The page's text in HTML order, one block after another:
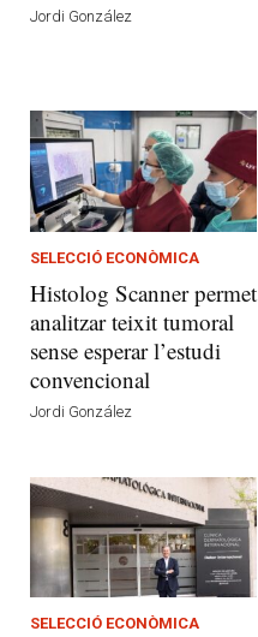
Jordi González
SELECCIÓ ECONÒMICA
Histolog Scanner permet
analitzar teixit tumoral
sense esperar l’estudi
convencional
Jordi González
SELECCIÓ ECONÒMICA